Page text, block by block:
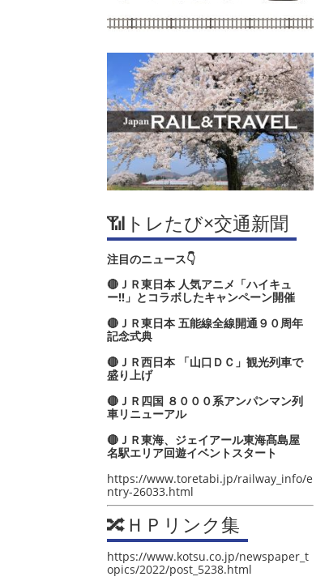
📶トレたび×交通新聞
注目のニュース👇
🔴ＪＲ東日本 人気アニメ「ハイキュ
ー‼」とコラボしたキャンペーン開催
🔴ＪＲ東日本 五能線全線開通９０周年
記念式典
🔴ＪＲ西日本 「山口ＤＣ」観光列車で
盛り上げ
🔴ＪＲ四国 ８０００系アンパンマン列
車リニューアル
🔴ＪＲ東海、ジェイアール東海髙島屋
名駅エリア回遊イベントスタート
https://www.toretabi.jp/railway_info/e
ntry-26033.html
🔀ＨＰリンク集
https://www.kotsu.co.jp/newspaper_t
opics/2022/post_5238.html